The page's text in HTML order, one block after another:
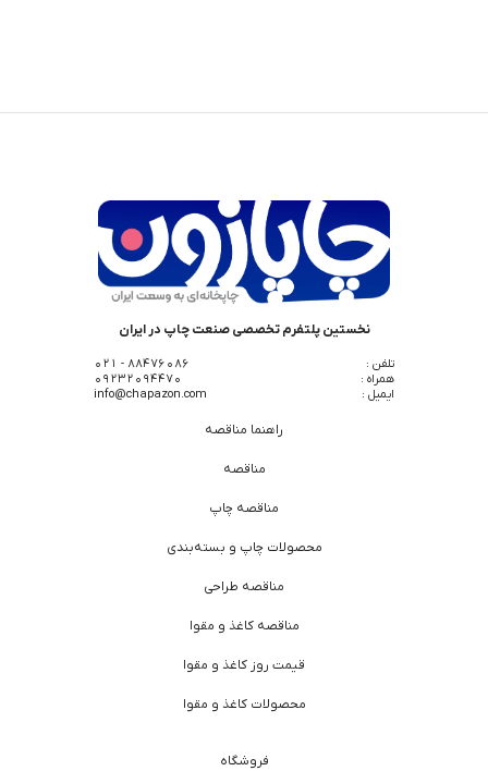
نخستین پلتفرم تخصصی صنعت چاپ در ایران
تلفن :
88476086 - 021
همراه :
09232094470
ایمیل :
info@chapazon.com
راهنما مناقصه
مناقصه
مناقصه چاپ
محصولات چاپ و بسته‌بندی
مناقصه طراحی
مناقصه کاغذ و مقوا
قیمت روز کاغذ و مقوا
محصولات کاغذ و مقوا
فروشگاه